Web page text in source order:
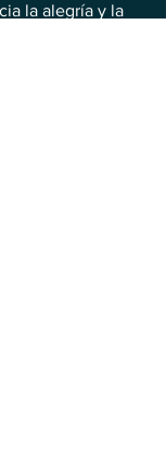
la alegría y la